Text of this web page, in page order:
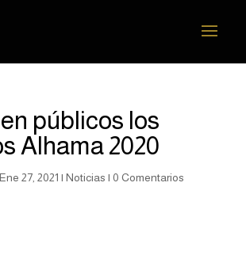
públicos los
Alhama 2020
Ene 27, 2021 | Noticias | 0 Comentarios